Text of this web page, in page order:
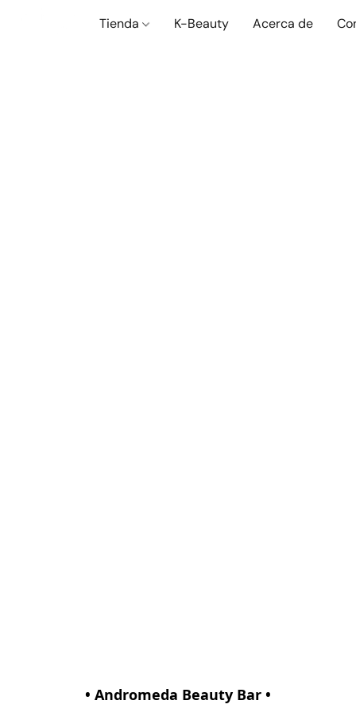
Tienda K-Beauty Acerca de
• Andromeda Beauty Bar •